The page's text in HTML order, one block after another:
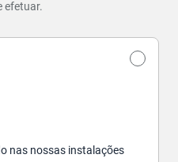
efetuar.
nas nossas instalações